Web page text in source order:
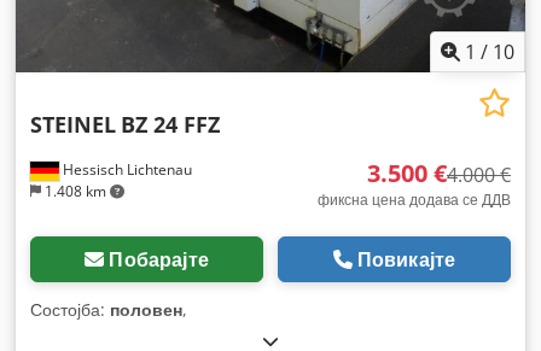
1 / 10
Hessisch Lichtenau
1.408 km
STEINEL BZ 24 FFZ
3.500 €4.000 €
фиксна цена додава се ДДВ
Побарајте Повикајте
Состојба: половен,